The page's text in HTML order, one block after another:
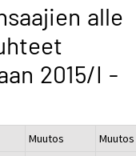
alle
2015/I -
Muutos
Muutos